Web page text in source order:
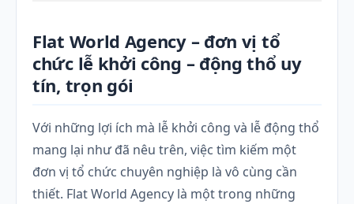
Flat World Agency – đơn vị tổ
chức lễ khởi công – động thổ uy
tín, trọn gói
Với những lợi ích mà lễ khởi công và lễ động thổ
mang lại như đã nêu trên, việc tìm kiếm một
đơn vị tổ chức chuyên nghiệp là vô cùng cần
thiết. Flat World Agency là một trong những